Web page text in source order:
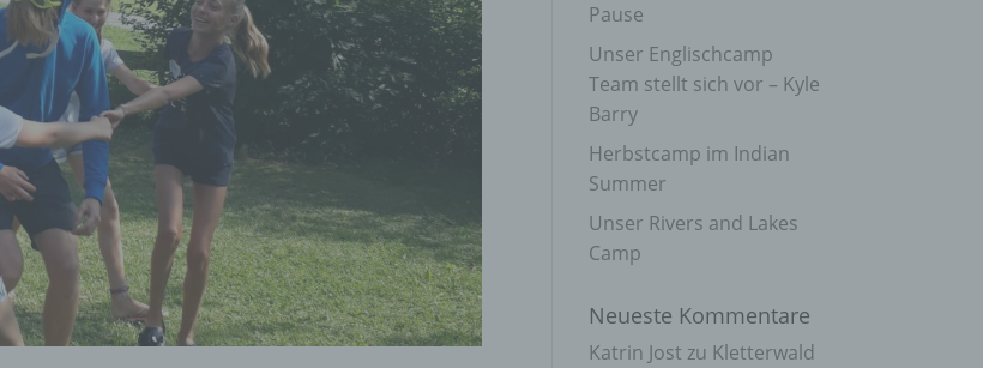
Pause
Unser Englischcamp
Team stellt sich vor – Kyle
Barry
Herbstcamp im Indian
Summer
Unser Rivers and Lakes
Camp
Neueste Kommentare
Katrin Jost zu Kletterwald